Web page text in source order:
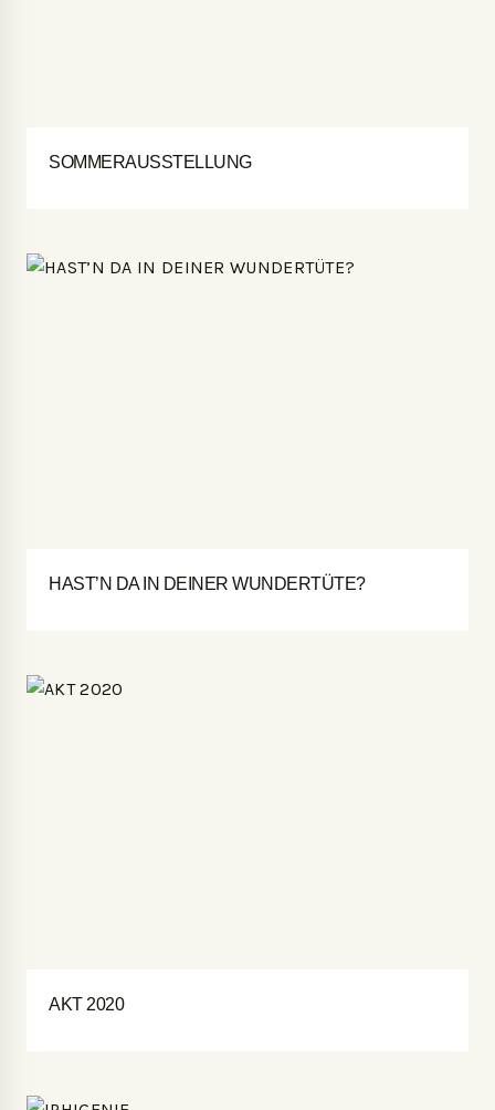
SOMMERAUSSTELLUNG
HAST’N DA IN DEINER WUNDERTÜTE?
AKT 2020